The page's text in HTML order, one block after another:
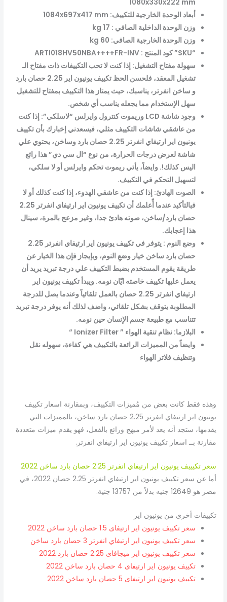
1080x330x222 mm
أبعاد الوحدة الخارجية للتكييف: 1084x697x417 mm
وزن الوحدة الداخلية الصافي : 17 kg
وزن الوحدة الخارجية الصافي: 60 kg
“SKU” كود المنتج : ARTI018HV50NBA++++FR-INV
سهولة مفتاح التشغيل: إذا كنت لا تحب التكييفات ذات مفتاح الـ
تشغيل المعقد، فلحسن الحظ تكييف يونيون اير 2.25 حصان بارد
و ساخن انفرتر، يناسبك، حيث يمتاز هذا التكييف بمفتاح للتشغيل
سهل الإستخدام مما يجعله يناسب أي شخص.
وجود شاشة LCD وريموت كنترول وايرلس “لاسلكي”: إذا كنت
من عاشقي شاشات التكييف مثلي، فيسعدني إخبارك بأن تكييف
يونيون اير ارتيفاي انفرتر 2.25 حصان بارد وساخن، يحتوي علي
شاشة لعرض درجات الحرارة، من نوع “ال سي دي” هذا رائع
اليس كذلك!. وايضاً، يأتي ريموت تحكم وايرلس أو لا سلكي،
لتسهيل التحكم في التكييف.
الصوت الهادئ: إذا كنت من عاشقي الهدوء، إذا كنت كذلك أو لا
فبالتأكيد عندما أًعلمك أن تكييف يونيون اير ارتيفاي انفرتر 2.25
حصان بارد/ساخن، صوته هادئ جدا، وغير مزعج بالمرة، سينال
هذا إعجابك.
وضع النوم : يتوفر في تكييف يونيون اير ارتيفاي انفرتر 2.25
حصان بارد ساخن خيار وضعِ النوم، وبإيجاز فإن هذا الخيار عن
طريقة يقوم المستخدم بضبط التكييف علي درجة تبريد يريد أن
يعمل عليها تكييف خاصته ايّان نومه. ويبدأ تكييف يونيون اير
ارتيفاي انفرتر 2.25 حصان بالعمل تلقائياً وعندما يصل للدرجة
المطلوبة يتوقف بشكل تلقائي، واضف لذلك أنه يوفر درجة تبريد
تتناسب مع طبيعة جسم الإنسان حين نومه.
البلازما: نظام تنقية الهواء ” Ionizer Filter “
وايضاً من المميزات الرائعة بالتكييف هي كفاءة، سهوله نقل
وتنظيف فلاتر الهواء
وهذه فقط كانت بعض من مُميزات التكييف، وبمقارنة اسعار تكييف
يونيون اير ارتيفاي انفرتر 2.25 حصان بارد ساخن، بالمميزات التي
يقدمها، ستجد أنه يعد لأمر مبهج ورائع بالفعل، فهو يقدم ميزات متعددة
مقارنة بــ اسعار تكييف يونيون اير ارتيفاي انفرتر.
سعر تكيييف يونيون اير ارتيفاي انفرتر 2.25 حصان بارد ساخن 2022
أما عن سعر تكييف يونيون اير ارتيفاي انفرتر 2.25 حصان 2022، في
مصر هو 12649 جنيه بدلاً من 13757 جنية.
تكييفات أخرى من يونيون اير
سعر تكييف يونيون اير ارتيفاى 1.5 حصان بارد ساخن 2022
سعر تكييف يونيون اير ارتيفاي انفرتر 3 حصان بارد ساخن
سعر تكييف يونيون اير ميجافاى 2.25 حصان بارد 2022
تكييف يونيون اير ارتيفاى 4 حصان بارد ساخن 2022
تكييف يونيون اير ارتيفاى 5 حصان بارد ساخن 2022